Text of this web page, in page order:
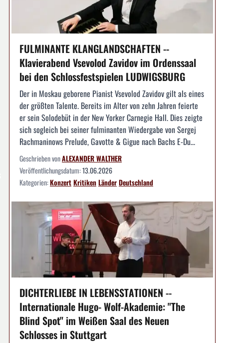
FULMINANTE KLANGLANDSCHAFTEN --
Klavierabend Vsevolod Zavidov im Ordenssaal
bei den Schlossfestspielen LUDWIGSBURG
Der in Moskau geborene Pianist Vsevolod Zavidov gilt als eines
der größten Talente. Bereits im Alter von zehn Jahren feierte
er sein Solodebüt in der New Yorker Carnegie Hall. Dies zeigte
sich sogleich bei seiner fulminanten Wiedergabe von Sergej
Rachmaninows Prelude, Gavotte & Gigue nach Bachs E-Du...
Geschrieben vonALEXANDER WALTHER
Veröffentlichungsdatum:13.06.2026
Kategorien:KonzertKritikenLänderDeutschland
DICHTERLIEBE IN LEBENSSTATIONEN --
Internationale Hugo- Wolf-Akademie: "The
Blind Spot" im Weißen Saal des Neuen
Schlosses in Stuttgart